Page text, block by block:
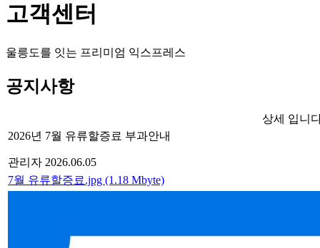
고객센터
울릉도를 잇는 프리미엄 익스프레스
공지사항
상세 입니
2026년 7월 유류할증료 부과안내
관리자 2026.06.05
7월 유류할증료.jpg (1.18 Mbyte)